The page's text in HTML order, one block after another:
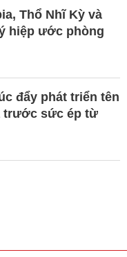
Thổ Nhĩ Kỳ và
hiệp ước phòng
đẩy phát triển tên
trước sức ép từ